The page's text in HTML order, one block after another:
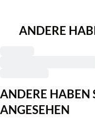
ANDERE
ANDERE HABEN
ANGESEHEN